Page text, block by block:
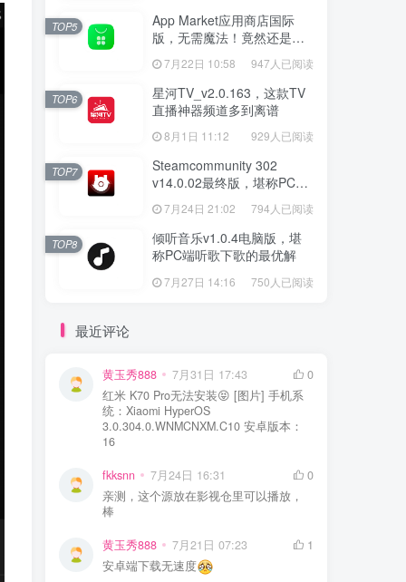
App Market应用商店国际
版，无需魔法！竟然还是大
厂出品？
7月22日 10:58 947人已阅读
TOP5
星河TV_v2.0.163，这款TV
直播神器频道多到离谱
8月1日 11:12 929人已阅读
TOP6
Steamcommunity 302
v14.0.02最终版，堪称PC玩
家必备的网络工具箱
7月24日 21:02 794人已阅读
TOP7
倾听音乐v1.0.4电脑版，堪
称PC端听歌下歌的最优解
7月27日 14:16 750人已阅读
TOP8
最近评论
黄玉秀888 7月31日 17:43
0
红米 K70 Pro无法安装😝 [图片] 手机系
统：Xiaomi HyperOS
3.0.304.0.WNMCNXM.C10 安卓版本：
16
fkksnn 7月24日 16:31
0
亲测，这个源放在影视仓里可以播放，
棒
黄玉秀888 7月21日 07:23
1
安卓端下载无速度